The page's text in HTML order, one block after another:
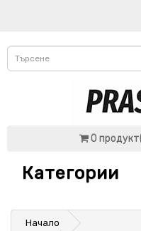
0
Категории
Начало